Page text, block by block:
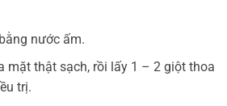
nước ấm.
mặt thật sạch, rồi lấy 1 – 2 giột thoa
trị.